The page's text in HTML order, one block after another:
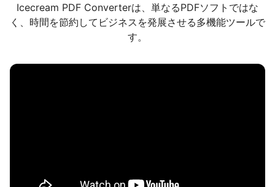
Icecream PDF Converterは、単なるPDFソフトではな
く、時間を節約してビジネスを発展させる多機能ツールで
す。